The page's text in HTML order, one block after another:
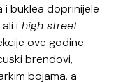
buklea doprinijele
i high street
ove godine.
brendovi,
bojama, a